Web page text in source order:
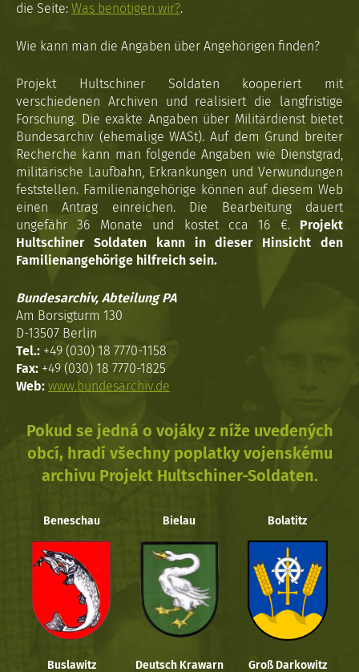
die Seite: Was benötigen wir?.
Wie kann man die Angaben über Angehörigen finden?
Projekt Hultschiner Soldaten kooperiert mit
verschiedenen Archiven und realisiert die langfristige
Forschung. Die exakte Angaben über Militärdienst bietet
Bundesarchiv (ehemalige WASt). Auf dem Grund breiter
Recherche kann man folgende Angaben wie Dienstgrad,
militärische Laufbahn, Erkrankungen und Verwundungen
feststellen. Familienangehörige können auf diesem Web
einen Antrag einreichen. Die Bearbeitung dauert
ungefähr 36 Monate und kostet cca 16 €. Projekt
Hultschiner Soldaten kann in dieser Hinsicht den
Familienangehörige hilfreich sein.
Bundesarchiv, Abteilung PA
Am Borsigturm 130
D-13507 Berlin
Tel.: +49 (030) 18 7770-1158
Fax: +49 (030) 18 7770-1825
Web: www.bundesarchiv.de
Pokud se jedná o vojáky z níže uvedených
obcí, hradí všechny poplatky vojenskému
archivu Projekt Hultschiner-Soldaten.
Beneschau Bielau Bolatitz
Buslawitz Deutsch Krawarn Groß Darkowitz